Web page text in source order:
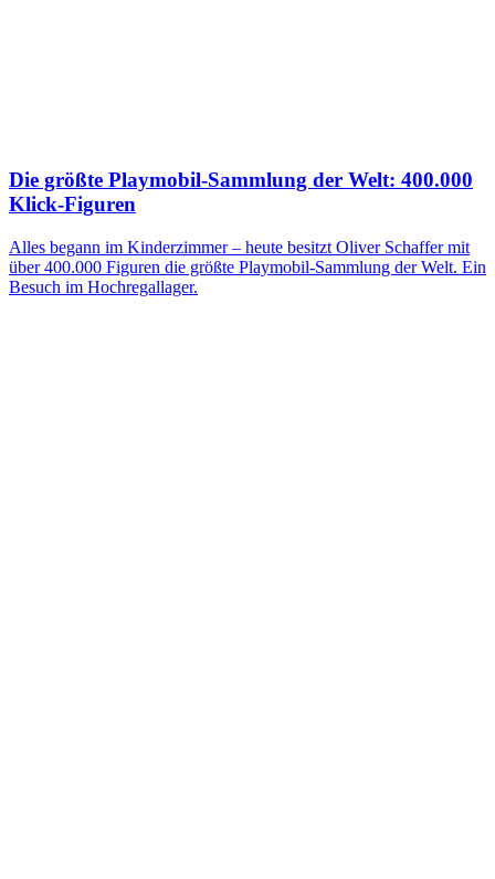
Die größte Playmobil-Sammlung der Welt: 400.000
Klick-Figuren
Alles begann im Kinderzimmer – heute besitzt Oliver Schaffer mit
über 400.000 Figuren die größte Playmobil-Sammlung der Welt. Ein
Besuch im Hochregallager.